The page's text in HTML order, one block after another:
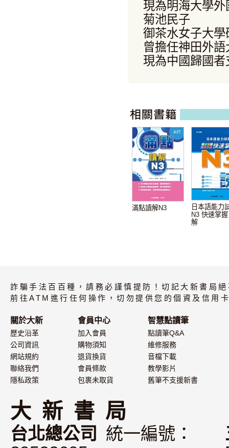
現為明海大學
菊池民子
御茶水女子大
曾擔任神田外
現為中國歸國
滿點讀解N3
日本語能力
N3 快速掌
解
詐騙手法百百種，請務必謹慎提防！切記大新書局
前往ATM進行任何操作，切勿提供您的個資及信用
關於大新
歷史沿革
公司資訊
網站規約
聯絡我們
隱私政策
會員中心
加入會員
購物須知
退貨換貨
會員條款
包裹未取貨
智慧點讀筆
點讀筆Q&A
維修服務
音檔下載
教學影片
舊筆不支援新書
大 新 書 局
台北總公司
統一編號：